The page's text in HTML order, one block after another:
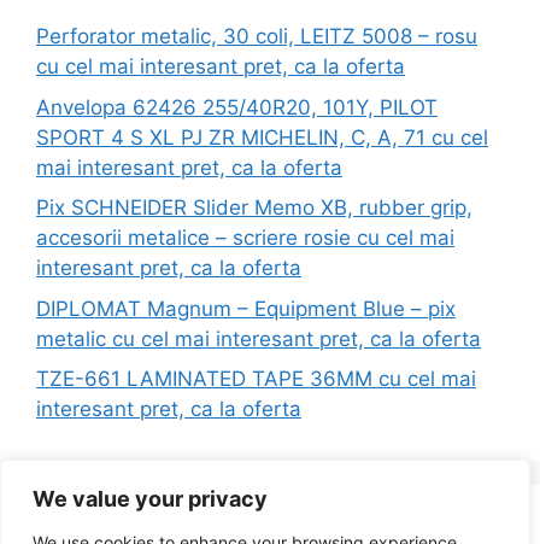
We value your privacy
Perforator metalic, 30 coli, LEITZ 5008 – rosu
cu cel mai interesant pret, ca la oferta
Anvelopa 62426 255/40R20, 101Y, PILOT
SPORT 4 S XL PJ ZR MICHELIN, C, A, 71 cu cel
mai interesant pret, ca la oferta
Pix SCHNEIDER Slider Memo XB, rubber grip,
accesorii metalice – scriere rosie cu cel mai
interesant pret, ca la oferta
DIPLOMAT Magnum – Equipment Blue – pix
metalic cu cel mai interesant pret, ca la oferta
TZE-661 LAMINATED TAPE 36MM cu cel mai
interesant pret, ca la oferta
Search